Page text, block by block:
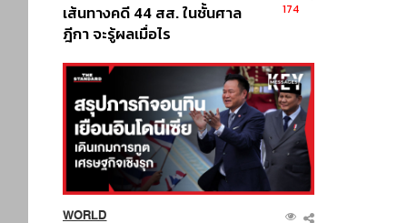
เส้นทางคดี 44 สส. ในชั้นศาล
ฎีกา จะรู้ผลเมื่อไร
174
WORLD